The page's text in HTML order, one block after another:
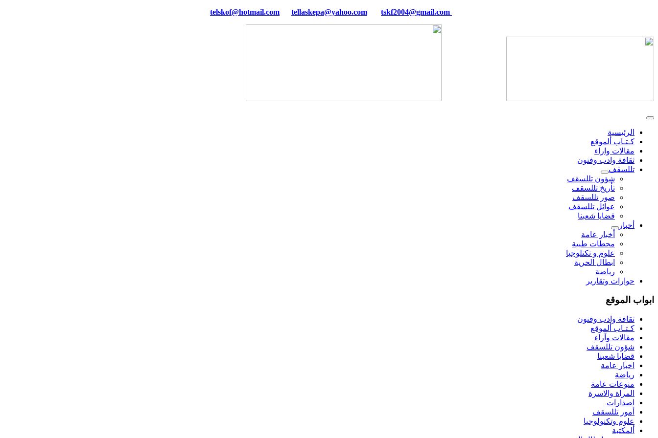
tellaskepa@yahoo.com tskf2004@gmail.com
الرئيسية
كـتـاب ألموقع
مقالات واراء
ثقافة وادب وفنون
تللسقف
شؤون تللسقف
تأريخ تللسقف
صور تللسقف
عوائل تللسقف
قضايا شعبنا
أخبار
أخبار عامة
محطات طبية
علوم و تکنلوجیا
ابطال الحرية
رياضة
حوارات وتقارير
ابواب الموقع
ثقافة وادب وفنون
كـتـاب ألموقع
مقالات وآراء
شؤون تللسقف
قضايا شعبنا
اخبار عامة
رياضة
منوعات عامة
المراة والاسرة
اصدارات
أمور تللسقف
علوم وتكنولوجيا
ألمكتبة